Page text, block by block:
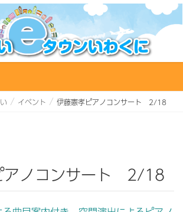
イベント 伊藤憲孝ピアノコンサート 2/18
アノコンサート 2/18